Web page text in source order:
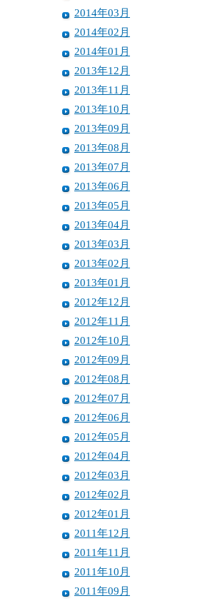
2014年03月
2014年02月
2014年01月
2013年12月
2013年11月
2013年10月
2013年09月
2013年08月
2013年07月
2013年06月
2013年05月
2013年04月
2013年03月
2013年02月
2013年01月
2012年12月
2012年11月
2012年10月
2012年09月
2012年08月
2012年07月
2012年06月
2012年05月
2012年04月
2012年03月
2012年02月
2012年01月
2011年12月
2011年11月
2011年10月
2011年09月